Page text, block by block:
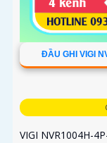
ĐẦU GHI VIGI
VIGI NVR1004H-